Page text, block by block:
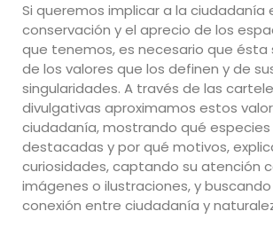
Si queremos implicar a la ciudadanía
conservación y el aprecio de los
que tenemos, es necesario que ésta
de los valores que los definen y de
singularidades. A través de las
divulgativas aproximamos estos
ciudadanía, mostrando qué especies
destacadas y por qué motivos,
curiosidades, captando su atención
imágenes o ilustraciones, y
conexión entre ciudadanía y